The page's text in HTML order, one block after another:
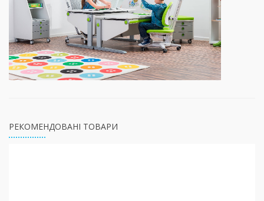
РЕКОМЕНДОВАНІ ТОВАРИ